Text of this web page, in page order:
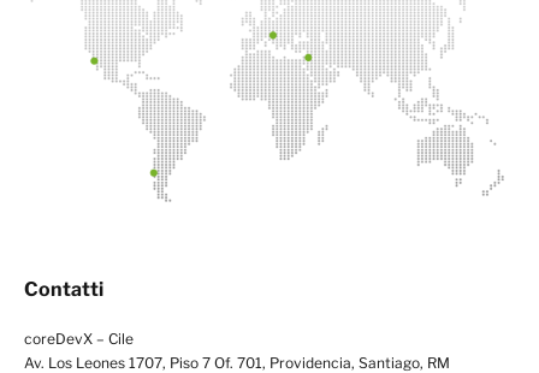
Contatti
coreDevX – Cile
Av. Los Leones 1707, Piso 7 Of. 701, Providencia, Santiago, RM